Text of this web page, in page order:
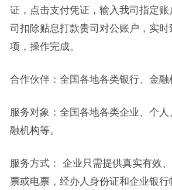
证，点击支付凭证，输入我司指定
司扣除贴息打款贵司对公账户，实
项，操作完成。
合作伙伴：全国各地各类银行、金融
服务对象：全国各地各类企业、个
融机构等。
服务方式： 企业只需提供真实有效
票或电票，经办人身份证和企业银